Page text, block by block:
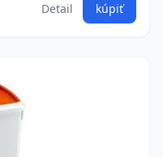
Detail kúpiť